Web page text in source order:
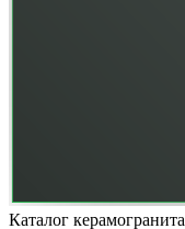
Каталог керамогранита